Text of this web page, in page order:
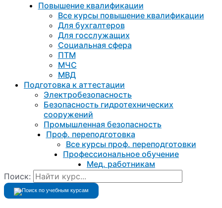
Повышение квалификации
Все курсы повышение квалификации
Для бухгалтеров
Для госслужащих
Социальная сфера
ПТМ
МЧС
МВД
Подготовка к aттестации
Электробезопасность
Безопасность гидротехнических
сооружений
Промышленная безопасность
Проф. переподготовка
Все курсы проф. переподготовки
Профессиональное обучение
Мед. работникам
Поиск: